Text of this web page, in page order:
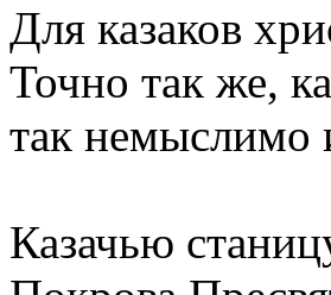
Для казаков
Точно так же,
так немыслимо
Казачью